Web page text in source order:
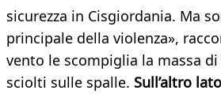
sicurezza in Cisgiordania. Ma
principale della violenza»,
vento le scompiglia la massa
sciolti sulle spalle. Sull’altro